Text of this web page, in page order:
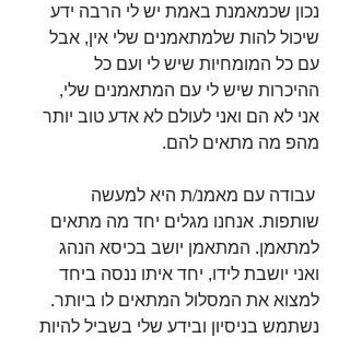
נכון שכמאמנת באמת יש לי הרבה ידע
שיכול להות שלמתאמנים שלי אין, אבל
עם כל המומחיות שיש לי ועם כל
ההיכרות שיש לי עם המתאמנים שלי,
אני לא הם ואני לעולם לא אדע טוב יותר
מהפ מה מתאים להם.⁣
עבודה עם מאמנ/ת היא למעשה
שותפות. אנחנו מגלים יחד מה מתאים
למתאמן. המתאמן יושב בכיסא הנהג
ואני יושבת לידו, יחד איתו ננסה ביחד
למצוא את המסלול המתאים לו ביותר.
נשתמש בניסיון ובידע שלי בשביל להיות